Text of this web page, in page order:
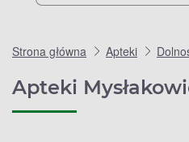
Strona główna Apteki
Apteki